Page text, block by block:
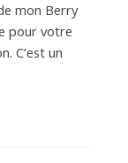
mon Berry
pour votre
C’est un